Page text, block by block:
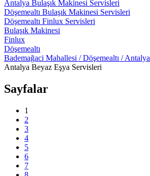
Antalya Bulaşık Makinesi Servisleri
Döşemealtı Bulaşık Makinesi Servisleri
Döşemealtı Finlux Servisleri
Bulaşık Makinesi
Finlux
Döşemealtı
Bademağaci Mahallesi / Döşemealtı / Antalya
Antalya Beyaz Eşya Servisleri
Sayfalar
1
2
3
4
5
6
7